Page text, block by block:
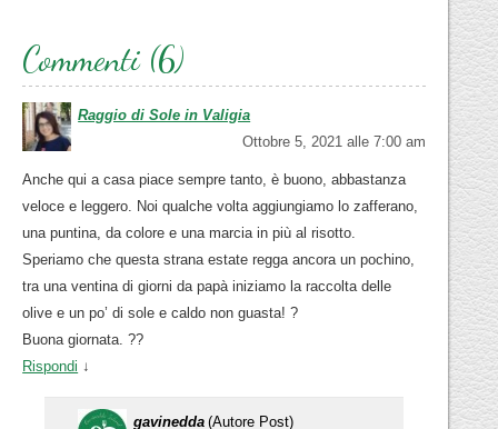
Commenti (6)
Raggio di Sole in Valigia
Ottobre 5, 2021 alle 7:00 am
Anche qui a casa piace sempre tanto, è buono, abbastanza
veloce e leggero. Noi qualche volta aggiungiamo lo zafferano,
una puntina, da colore e una marcia in più al risotto.
Speriamo che questa strana estate regga ancora un pochino,
tra una ventina di giorni da papà iniziamo la raccolta delle
olive e un po’ di sole e caldo non guasta! ?
Buona giornata. ??
Rispondi ↓
gavinedda (Autore Post)